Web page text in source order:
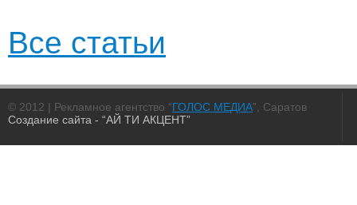
Все статьи
© 2012 | Рекламное агентство “ГОЛОС МЕДИА”, Саратов
Создание сайта - “АЙ ТИ АКЦЕНТ”